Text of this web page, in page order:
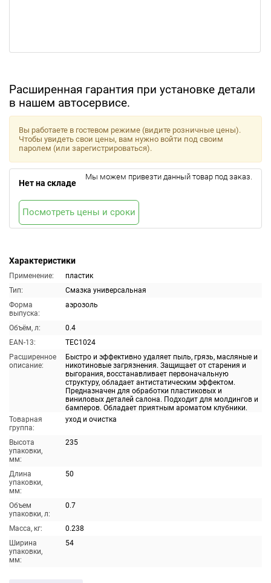
Расширенная гарантия при установке детали
в нашем автосервисе.
Характеристики
Применение:
пластик
Тип:
Смазка универсальная
Форма
выпуска:
аэрозоль
Объём, л:
0.4
EAN-13:
TEC1024
Расширенное
описание:
Быстро и эффективно удаляет пыль, грязь, масляные и
никотиновые загрязнения. Защищает от старения и
выгорания, восстанавливает первоначальную
структуру, обладает антистатическим эффектом.
Предназначен для обработки пластиковых и
виниловых деталей салона. Подходит для молдингов и
бамперов. Обладает приятным ароматом клубники.
Товарная
группа:
уход и очистка
Высота
упаковки,
мм:
235
Длина
упаковки,
мм:
50
Объем
упаковки, л:
0.7
Масса, кг:
0.238
Ширина
упаковки,
мм:
54
Вы работаете в гостевом режиме (видите розничные цены).
Чтобы увидеть свои цены, вам нужно войти под своим
паролем (или зарегистрироваться).
Нет на складе
Мы можем привезти данный товар под заказ.
Посмотреть цены и сроки